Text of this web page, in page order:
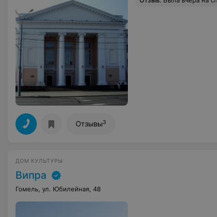
Отзывы3
ДОМ КУЛЬТУРЫ
Випра
Гомель, ул. Юбилейная, 48